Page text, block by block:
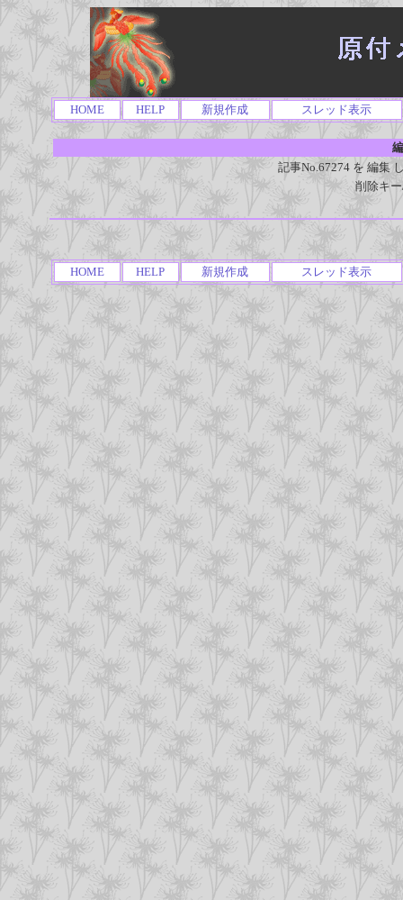
HOME HELP 新規作成 スレッド表示
記事No.67274 を 編集
削除キ
HOME HELP 新規作成 スレッド表示